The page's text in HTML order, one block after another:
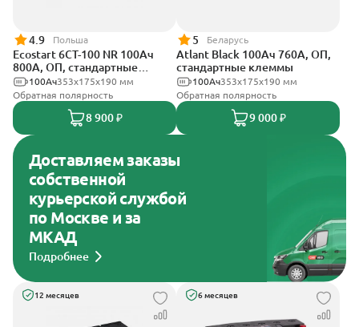
4.9 Польша
Ecostart 6CT-100 NR 100Ач
800А, ОП, стандартные
клеммы353x175x190 мм
100Ач
Обратная полярность
8 900 ₽
5 Беларусь
Atlant Black 100Ач 760А, ОП,
стандартные клеммы
353х175х190 мм
100Ач
Обратная полярность
9 000 ₽
Доставляем заказы
собственной
курьерской службой
по Москве и за
МКАД
Подробнее
12 месяцев 6 месяцев